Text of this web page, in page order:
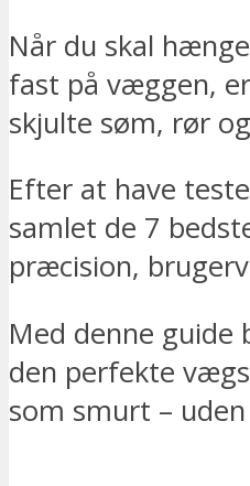
Når du skal
fast på væggen,
skjulte søm, rør
Efter at have
samlet de 7
præcision,
Med denne
den perfekte
som smurt –